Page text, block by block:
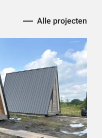
Alle projecten